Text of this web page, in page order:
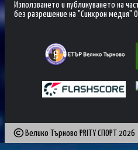
Използването и публикуването на
без разрешение на "Синхрон медия"
Велико Търново PRITY СПОРТ 2026